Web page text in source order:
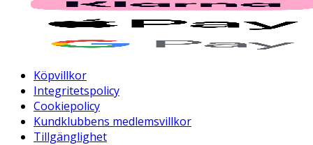
Köpvillkor
Integritetspolicy
Cookiepolicy
Kundklubbens medlemsvillkor
Tillgänglighet